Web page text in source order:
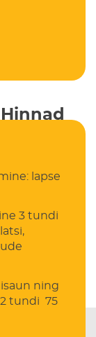
Hinnad
lapse
3 tundi
ning
2 tundi 75